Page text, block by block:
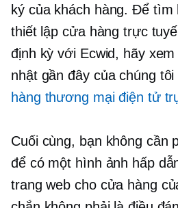
ký của khách hàng. Để tìm
thiết lập cửa hàng trực
định kỳ với Ecwid, hãy
nhật gần đây của chúng tôi
hàng thương mại điện tử
Cuối cùng, bạn không cần
để có một hình ảnh hấp
trang web cho cửa hàng